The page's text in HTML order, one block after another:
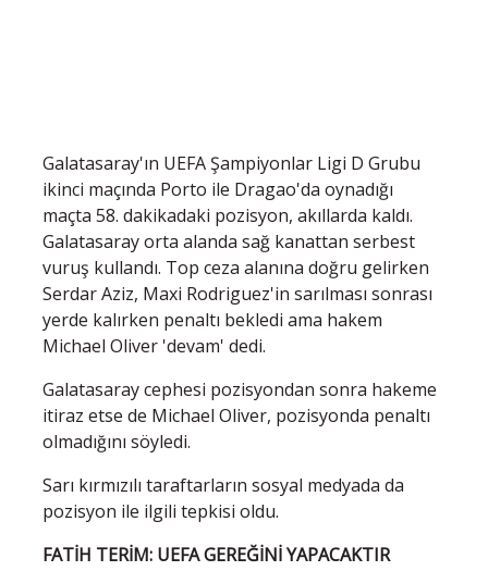
Galatasaray'ın UEFA Şampiyonlar Ligi D Grubu
ikinci maçında Porto ile Dragao'da oynadığı
maçta 58. dakikadaki pozisyon, akıllarda kaldı.
Galatasaray orta alanda sağ kanattan serbest
vuruş kullandı. Top ceza alanına doğru gelirken
Serdar Aziz, Maxi Rodriguez'in sarılması sonrası
yerde kalırken penaltı bekledi ama hakem
Michael Oliver 'devam' dedi.
Galatasaray cephesi pozisyondan sonra hakeme
itiraz etse de Michael Oliver, pozisyonda penaltı
olmadığını söyledi.
Sarı kırmızılı taraftarların sosyal medyada da
pozisyon ile ilgili tepkisi oldu.
FATİH TERİM: UEFA GEREĞİNİ YAPACAKTIR